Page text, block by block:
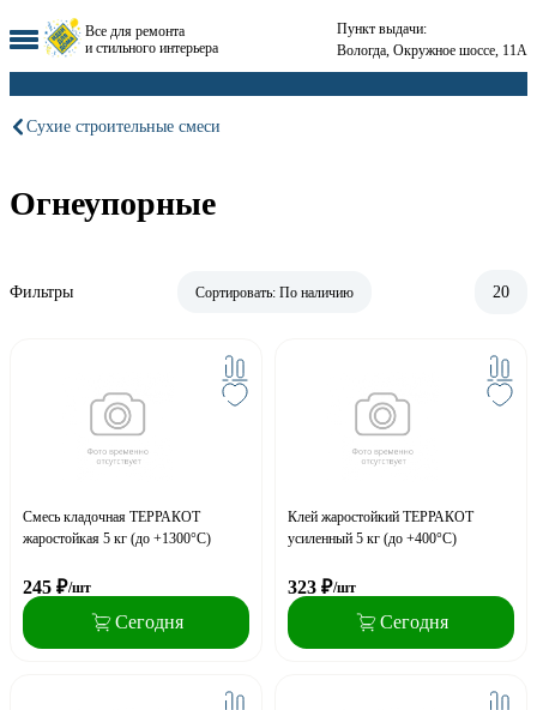
Все для ремонта
и стильного интерьера
Пункт выдачи:
Вологда, Окружное шоссе, 11А
Сухие строительные смеси
Огнеупорные
Фильтры Сортировать: По наличию 20
Смесь кладочная ТЕРРАКОТ
жаростойкая 5 кг (до +1300°С)
245 ₽/шт
Сегодня
Клей жаростойкий ТЕРРАКОТ
усиленный 5 кг (до +400°С)
323 ₽/шт
Сегодня